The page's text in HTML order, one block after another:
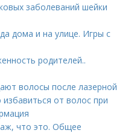
заболеваний шейки
дома и на улице. Игры с
родителей..
волосы после лазерной
избавиться от волос при
что это. Общее